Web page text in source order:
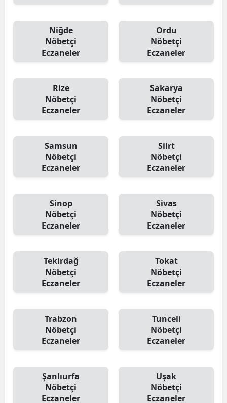
Niğde
Nöbetçi
Eczaneler
Ordu
Nöbetçi
Eczaneler
Rize
Nöbetçi
Eczaneler
Sakarya
Nöbetçi
Eczaneler
Samsun
Nöbetçi
Eczaneler
Siirt
Nöbetçi
Eczaneler
Sinop
Nöbetçi
Eczaneler
Sivas
Nöbetçi
Eczaneler
Tekirdağ
Nöbetçi
Eczaneler
Tokat
Nöbetçi
Eczaneler
Trabzon
Nöbetçi
Eczaneler
Tunceli
Nöbetçi
Eczaneler
Şanlıurfa
Nöbetçi
Eczaneler
Uşak
Nöbetçi
Eczaneler